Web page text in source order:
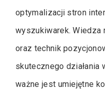
optymalizacji stron
wyszukiwarek. Wiedza
oraz technik
skutecznego
ważne jest umiejętne